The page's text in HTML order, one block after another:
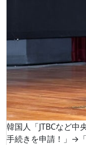
韓国人「JTBCなど中
手続きを申請！」→